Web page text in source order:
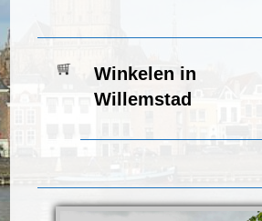
Winkelen in
Willemstad